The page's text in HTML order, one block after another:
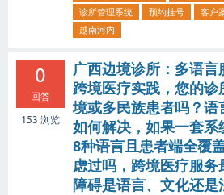
诊所管理系统
预约挂号
客户
越南河内
0
回答
153 浏览
广西边境诊所：多语言
跨境医疗实践，您的诊
境或多民族患者吗？语
如何解决，如果一套系
8种语言且患者端全覆
虑过吗，跨境医疗服务
障碍是语言、文化还是